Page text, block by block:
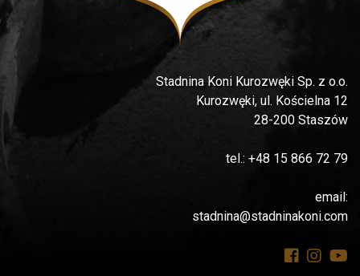
Stadnina Koni Kurozwęki Sp. z o.o.
Kurozwęki, ul. Kościelna 12
28-200 Staszów
tel.: +48 15 866 72 79
email:
stadnina@stadninakoni.com